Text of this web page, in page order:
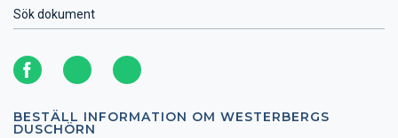
Sök dokument
BESTÄLL INFORMATION OM WESTERBERGS
DUSCHÖRN